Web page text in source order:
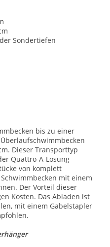
Sondertiefen
bis zu einer
Dieser Transporttyp
Quattro-A-Lösung
von komplett
mit einem
Der Vorteil dieser
Kosten. Das Abladen ist
mit einem Gabelstapler